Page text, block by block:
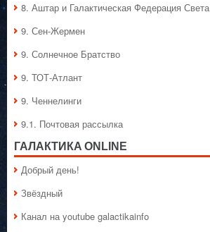
8. Аштар и Галактическая Федерация Света
9. Сен-Жермен
9. Солнечное Братство
9. ТОТ-Атлант
9. Ченнелинги
9.1. Почтовая рассылка
ГАЛАКТИКA ONLINE
Добрый день!
Звёздный
Канал на youtube galactikainfo